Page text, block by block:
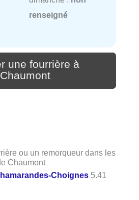
renseigné
une fourrière à
Chaumont
ou un remorqueur dans les
Chaumont
Choignes 5.41